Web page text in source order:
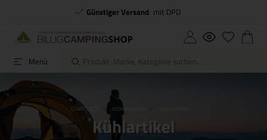
Günstiger Versand mit DPD
Menü
STARTSEITE WOHNWAGEN
Kühlartikel